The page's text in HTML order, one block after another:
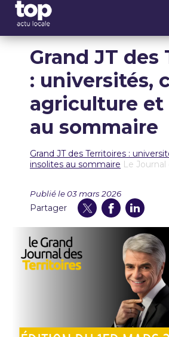
Grand JT des
: universités,
agriculture et
au sommaire
Grand JT des Territoires :
insolites au sommaire Le Journal
Publié le 03 mars 2026
Partager
Panneau de gestion des cookies